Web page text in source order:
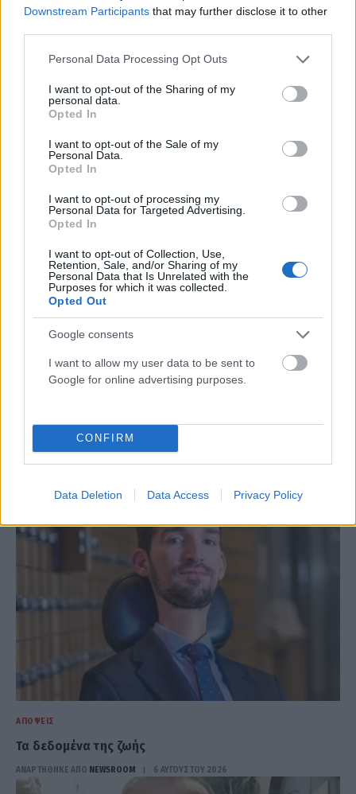
Downstream Participants that may further disclose it to other
Please note that this website/app uses one or more Google
not limited to your visit or usage behaviour. You may click to
grant or deny consent to Google and its third-party tags to
use your data for below specified purposes in below Google
consent section.
Personal Data Processing Opt Outs
I want to opt-out of the Sharing of my
personal data.
Opted In
I want to opt-out of the Sale of my
Personal Data.
Opted In
I want to opt-out of processing my
Personal Data for Targeted Advertising.
Opted In
I want to opt-out of Collection, Use,
Retention, Sale, and/or Sharing of my
Personal Data that Is Unrelated with the
Purposes for which it was collected.
Opted Out
Google consents
I want to allow my user data to be sent to
Google for online advertising purposes.
CONFIRM
Data Deletion Data Access Privacy Policy
ΑΠΌΨΕΙΣ
Η ελληνική ελαιοπαραγωγή στην κλιματική κρίση: η
διπλή πρόκληση
ΑΝΑΡΤΗΘΗΚΕ ΑΠΟ NEWSROOM
Η Βουλή των 52 ανεξαρτήτων: σύμπτωμα παρακμής
του κομματικού συστήματος;
ΑΠΌΨΕΙΣ
Τα δεδομένα της ζωής
ΑΝΑΡΤΗΘΗΚΕ ΑΠΟ NEWSROOM 6 ΑΥΓΟΎΣΤΟΥ 2026